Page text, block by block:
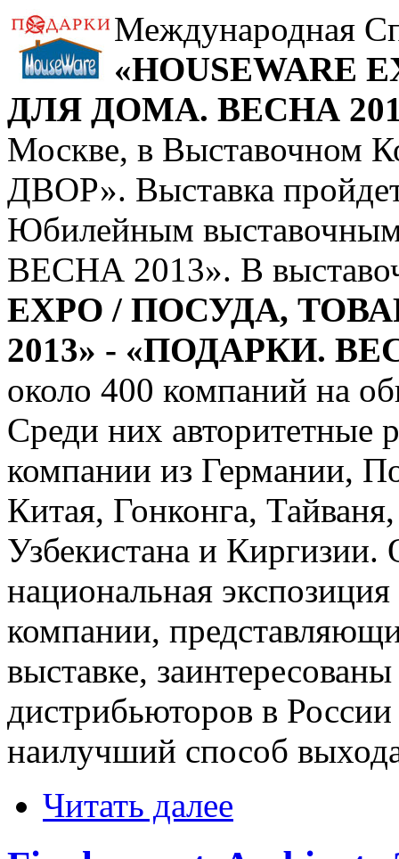
Международная
«HOUSEWARE
ДЛЯ ДОМА. ВЕСНА
Москве, в
ДВОР». Выставка
Юбилейным
ВЕСНА 2013». В
EXPO / ПОСУДА,
2013» - «ПОДАРКИ.
около 400 компаний на
Среди них авторитетные
компании из Германии,
Китая, Гонконга,
Узбекистана и Киргизии.
национальная
компании,
выставке,
дистрибьюторов в
наилучший способ
Читать далее